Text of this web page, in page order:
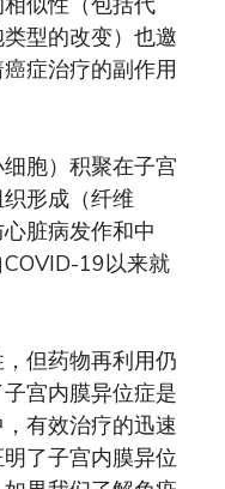
型的改变）也邀
症治疗的副作用
胞）积聚在子宫
形成（纤维
脏病发作和中
19以来就
但药物再利用仍
宫内膜异位症是
有效治疗的迅速
了子宫内膜异位